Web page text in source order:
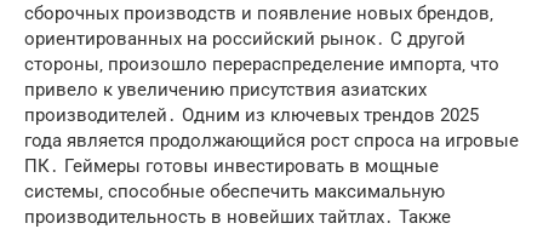
сборочных производств и появление новых брендов‚
ориентированных на российский рынок․ С другой
стороны‚ произошло перераспределение импорта‚ что
привело к увеличению присутствия азиатских
производителей․ Одним из ключевых трендов 2025
года является продолжающийся рост спроса на игровые
ПК․ Геймеры готовы инвестировать в мощные
системы‚ способные обеспечить максимальную
производительность в новейших тайтлах․ Также